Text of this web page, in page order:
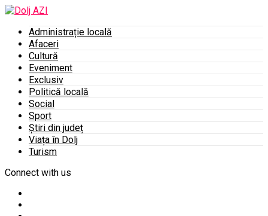
Administrație locală
Afaceri
Cultură
Eveniment
Exclusiv
Politică locală
Social
Sport
Știri din județ
Viața în Dolj
Turism
Connect with us